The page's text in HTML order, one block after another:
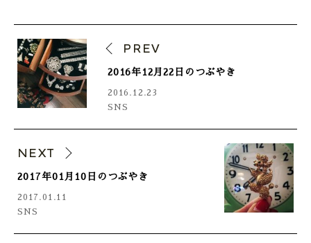
PREV
2016年12月22日のつぶやき
2016.12.23
SNS
NEXT
2017年01月10日のつぶやき
2017.01.11
SNS